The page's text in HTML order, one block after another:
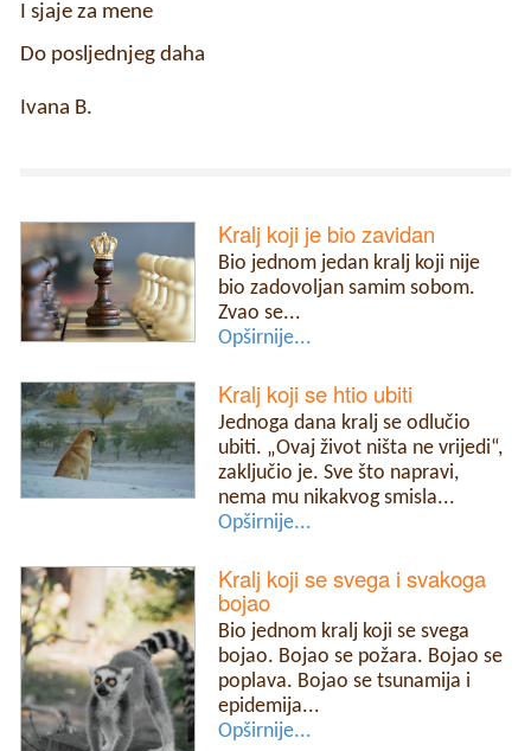
I sjaje za mene
Do posljednjeg daha
Ivana B.
Kralj koji je bio zavidan
Bio jednom jedan kralj koji nije
bio zadovoljan samim sobom.
Zvao se...
Opširnije...
Kralj koji se htio ubiti
Jednoga dana kralj se odlučio
ubiti. „Ovaj život ništa ne vrijedi“,
zaključio je. Sve što napravi,
nema mu nikakvog smisla...
Opširnije...
Kralj koji se svega i svakoga
bojao
Bio jednom kralj koji se svega
bojao. Bojao se požara. Bojao se
poplava. Bojao se tsunamija i
epidemija...
Opširnije...